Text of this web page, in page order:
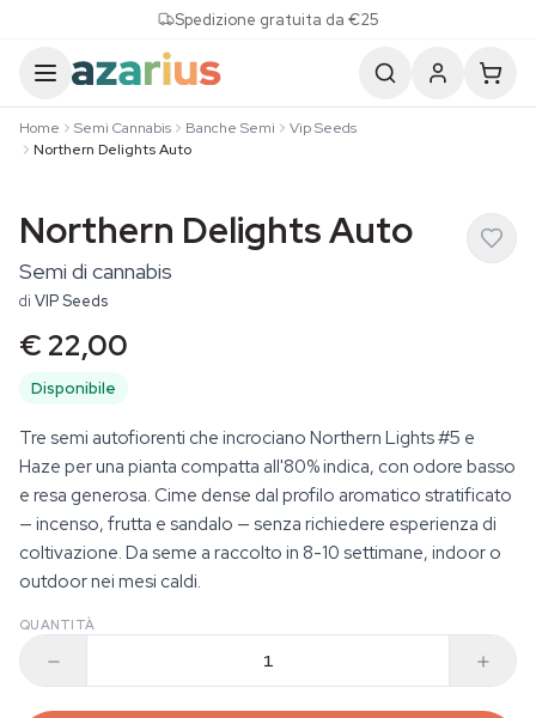
Spedizione gratuita da €25
Home Semi Cannabis Banche Semi
Vip Seeds
Northern Delights Auto
Northern Delights Auto
Semi di cannabis
di VIP Seeds
€ 22,00
Disponibile
Tre semi autofiorenti che incrociano Northern Lights #5 e
Haze per una pianta compatta all'80% indica, con odore basso
e resa generosa. Cime dense dal profilo aromatico stratificato
— incenso, frutta e sandalo — senza richiedere esperienza di
coltivazione. Da seme a raccolto in 8-10 settimane, indoor o
outdoor nei mesi caldi.
QUANTITÀ